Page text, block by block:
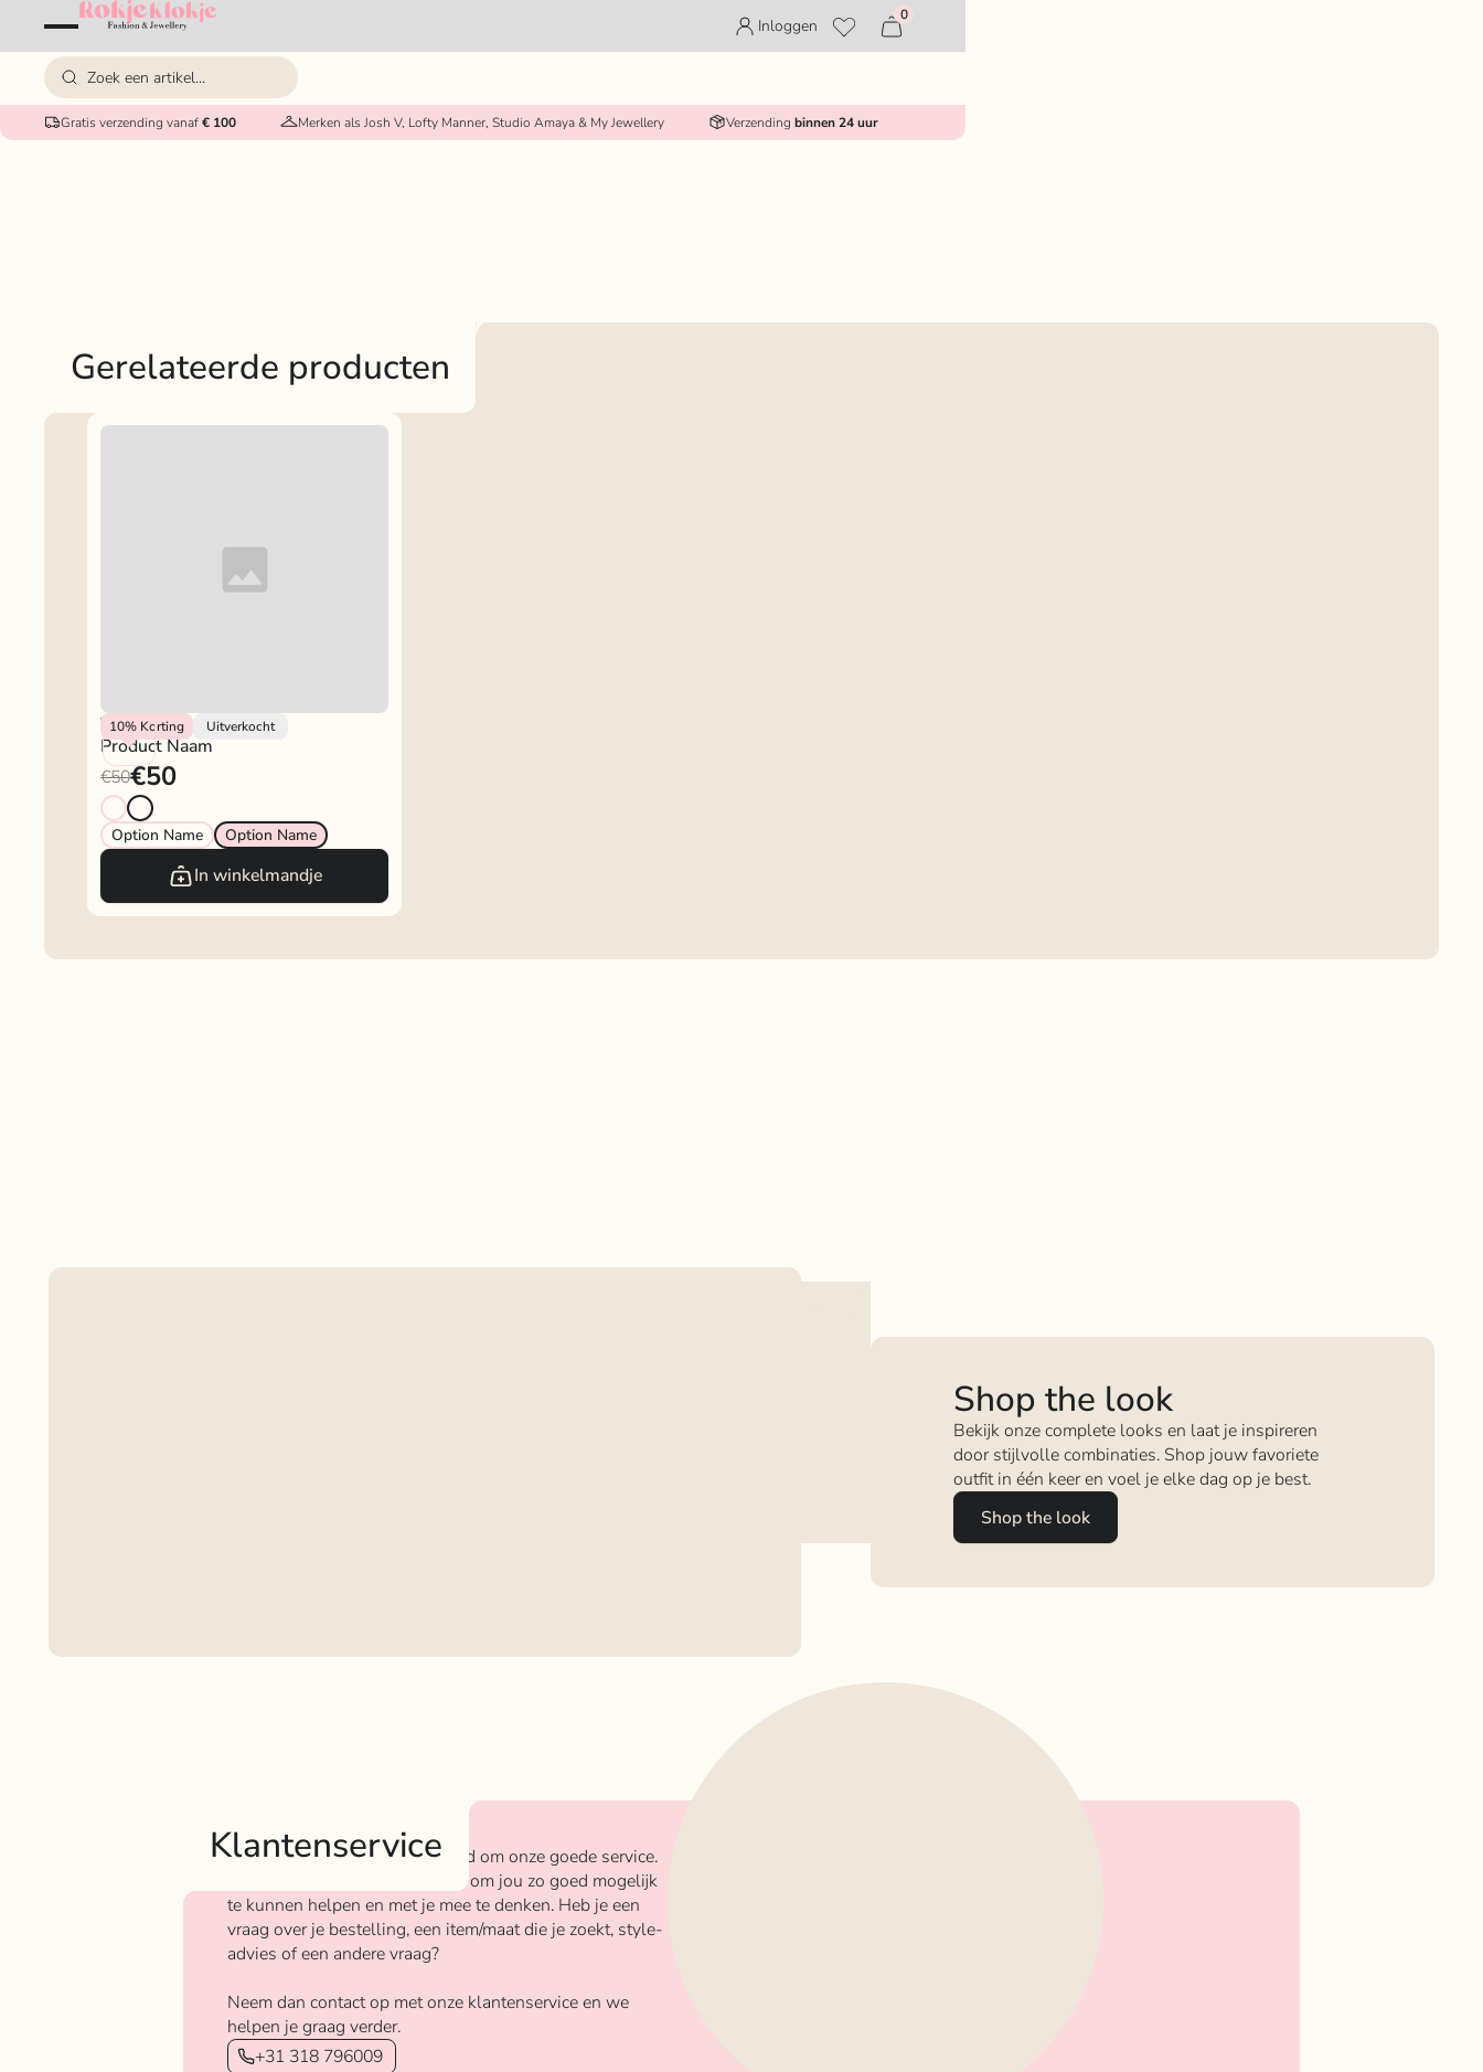
Inloggen
0
Gratis verzending vanaf€ 100 Merken als Josh V, Lofty Manner, Studio Amaya & My Jewellery Verzending binnen 24 uur
Gerelateerde producten
10% Korting Uitverkocht
Vendor
Product Naam
€50€50
Option Name Option Name
In winkelmandje
Shop the look
Bekijk onze complete looks en laat je inspireren
door stijlvolle combinaties. Shop jouw favoriete
outfit in één keer en voel je elke dag op je best.
Shop the look
Klantenservice
Bij Rokjeklokje staan we bekend om onze goede service.
We vinden het super belangrijk om jou zo goed mogelijk
te kunnen helpen en met je mee te denken. Heb je een
vraag over je bestelling, een item/maat die je zoekt, style-
advies of een andere vraag?
Neem dan contact op met onze klantenservice en we
helpen je graag verder.
+31 318 796009